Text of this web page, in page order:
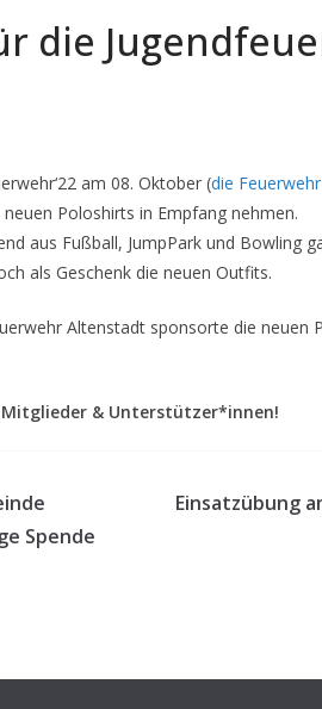
die
am 08. Oktober (die
Poloshirts in Empfang nehmen.
aus Fußball, JumpPark und Bowling
als Geschenk die neuen Outfits.
Altenstadt sponsorte die neuen
& Unterstützer*innen!
Spende
Einsatzübung